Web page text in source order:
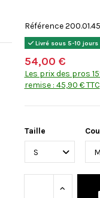
Référence 200.01.45
Livré sous 5-10 jours
54,00 €
Les prix des pros
remise : 45,90 € TTC
Taille